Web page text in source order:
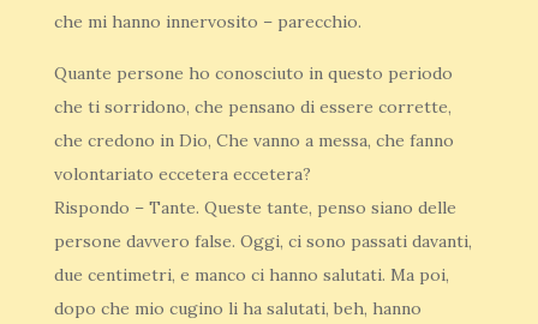
che mi hanno innervosito – parecchio.
Quante persone ho conosciuto in questo periodo
che ti sorridono, che pensano di essere corrette,
che credono in Dio, Che vanno a messa, che fanno
volontariato eccetera eccetera?
Rispondo – Tante. Queste tante, penso siano delle
persone davvero false. Oggi, ci sono passati davanti,
due centimetri, e manco ci hanno salutati. Ma poi,
dopo che mio cugino li ha salutati, beh, hanno